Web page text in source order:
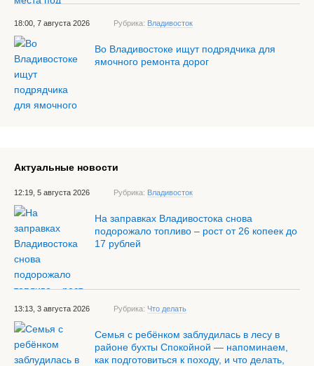
18:00, 7 августа 2026 Рубрика: Владивосток
Во Владивостоке ищут подрядчика для
ямочного ремонта дорог
Актуальные новости
12:19, 5 августа 2026 Рубрика: Владивосток
На заправках Владивостока снова
подорожало топливо – рост от 26 копеек до
17 рублей
13:13, 3 августа 2026 Рубрика: Что делать
Семья с ребёнком заблудилась в лесу в
районе бухты Спокойной — напоминаем,
как подготовиться к походу, и что делать,